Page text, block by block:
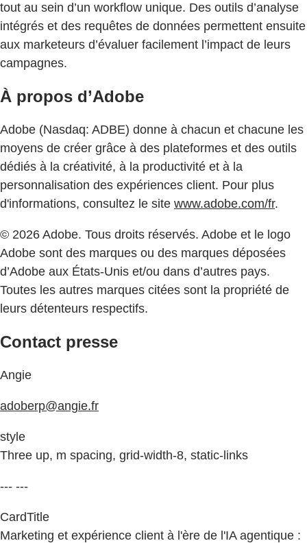
tout au sein d’un workflow unique. Des outils d’analyse
intégrés et des requêtes de données permettent ensuite
aux marketeurs d’évaluer facilement l’impact de leurs
campagnes.
À propos d’Adobe
Adobe (Nasdaq: ADBE) donne à chacun et chacune les
moyens de créer grâce à des plateformes et des outils
dédiés à la créativité, à la productivité et à la
personnalisation des expériences client. Pour plus
d'informations, consultez le site www.adobe.com/fr.
© 2026 Adobe. Tous droits réservés. Adobe et le logo
Adobe sont des marques ou des marques déposées
d’Adobe aux États-Unis et/ou dans d’autres pays.
Toutes les autres marques citées sont la propriété de
leurs détenteurs respectifs.
Contact presse
Angie
adoberp@angie.fr
style
Three up, m spacing, grid-width-8, static-links
--- ---
CardTitle
Marketing et expérience client à l'ère de l'IA agentique :